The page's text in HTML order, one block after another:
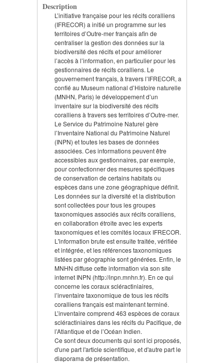
Description
L’initiative française pour les récifs coralliens
(IFRECOR) a initié un programme sur les
territoires d’Outre-mer français afin de
centraliser la gestion des données sur la
biodiversité des récifs et pour améliorer
l’accès à l’information, en particulier pour les
gestionnaires de récifs coralliens. Le
gouvernement français, à travers l’IFRECOR, a
confié au Museum national d’Histoire naturelle
(MNHN, Paris) le développement d’un
inventaire sur la biodiversité des récifs
coralliens à travers ses territoires d’Outre-mer.
Le Service du Patrimoine Naturel gère
l’Inventaire National du Patrimoine Naturel
(INPN) et toutes les bases de données
associées. Ces informations peuvent être
accessibles aux gestionnaires, par exemple,
pour confectionner des mesures spécifiques
de conservation de certains habitats ou
espèces dans une zone géographique définit.
Les données sur la diversité et la distribution
sont collectées pour tous les groupes
taxonomiques associés aux récifs coralliens,
en collaboration étroite avec les experts
taxonomiques et les comités locaux IFRECOR.
L'information brute est ensuite traitée, vérifiée
et intégrée, et les références taxonomiques
listées par géographie sont générées. Enfin, le
MNHN diffuse cette information via son site
internet INPN (http://inpn.mnhn.fr). En ce qui
concerne les coraux scléractiniaires,
l’inventaire taxonomique de tous les récifs
coralliens français est maintenant terminé.
L’inventaire comprend 463 espèces de coraux
scléractiniaires dans les récifs du Pacifique, de
l’Atlantique et de l’Océan Indien.
Ce sont deux documents qui sont ici proposés,
d'une part l'article scientifique, et d'autre part le
diaporama de présentation.